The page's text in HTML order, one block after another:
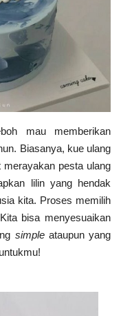
mau memberikan
Biasanya, kue ulang
merayakan pesta ulang
lilin yang hendak
kita. Proses memilih
bisa menyesuaikan
simpleataupun yang